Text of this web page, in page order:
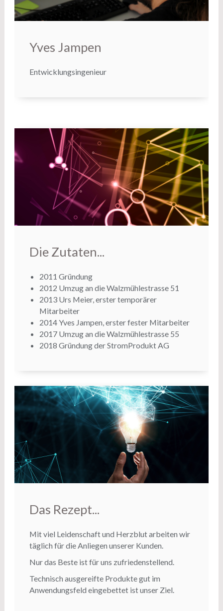
Yves Jampen
Entwicklungsingenieur
Die Zutaten...
2011 Gründung
2012 Umzug an die Walzmühlestrasse 51
2013 Urs Meier, erster temporärer
Mitarbeiter
2014 Yves Jampen, erster fester Mitarbeiter
2017 Umzug an die Walzmühlestrasse 55
2018 Gründung der StromProdukt AG
Das Rezept...
Mit viel Leidenschaft und Herzblut arbeiten wir
täglich für die Anliegen unserer Kunden.
Nur das Beste ist für uns zufriedenstellend.
Technisch ausgereifte Produkte gut im
Anwendungsfeld eingebettet ist unser Ziel.